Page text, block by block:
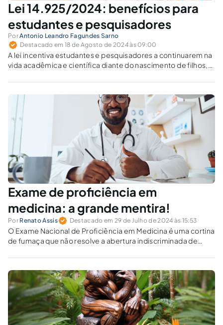
Lei 14.925/2024: benefícios para
estudantes e pesquisadores
PorAntonio Leandro Fagundes Sarno
Destacado em 18 de Agosto de 2024 às 09:00
A lei incentiva estudantes e pesquisadores a continuarem na
vida acadêmica e científica diante do nascimento de filhos,
Exame de proficiência em
medicina: a grande mentira!
Por Renato Assis Destacado em 29 de Julho de 2024 às 15:53
O Exame Nacional de Proficiência em Medicina é uma cortina
de fumaça que não resolve a abertura indiscriminada de
está em fortalecer o SUS.